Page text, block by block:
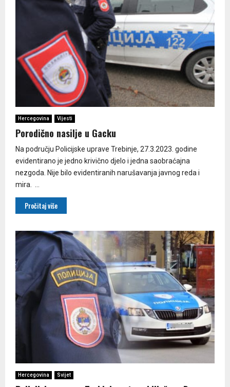
Hercegovina Vijesti
Porodično nasilje u Gacku
Na području Policijske uprave Trebinje, 27.3.2023. godine
evidentirano je jedno krivično djelo i jedna saobraćajna
nezgoda. Nije bilo evidentiranih narušavanja javnog reda i
mira. ...
Pročitaj više
Hercegovina Svijet